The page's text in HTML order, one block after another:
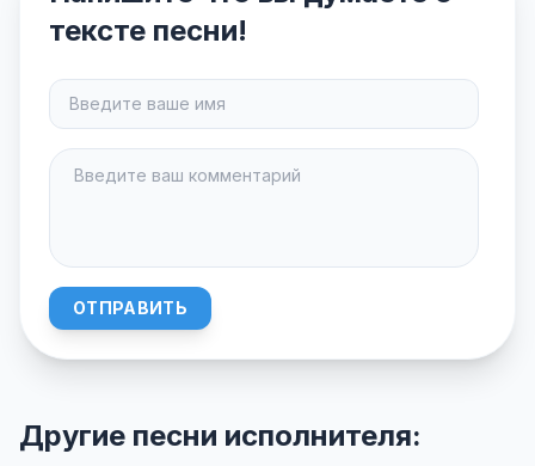
тексте песни!
ОТПРАВИТЬ
Другие песни исполнителя: